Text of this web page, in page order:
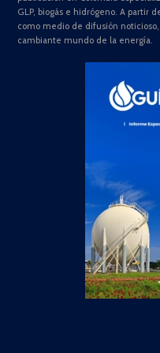
GLP, biogás e hidrógeno. A partir
como medio de difusión
cambiante mundo de la energía.